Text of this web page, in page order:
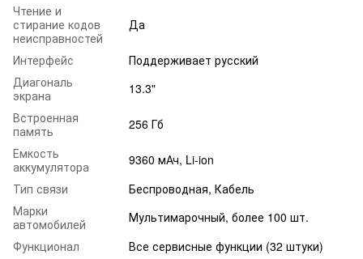
Чтение и
стирание кодов
неисправностей
Да
Интерфейс
Поддерживает русский
Диагональ
экрана
13.3"
Встроенная
память
256 Гб
Емкость
аккумулятора
9360 мАч, Li-ion
Тип связи
Беспроводная, Кабель
Марки
автомобилей
Мультимарочный, более 100 шт.
Функционал
Все сервисные функции (32 штуки)